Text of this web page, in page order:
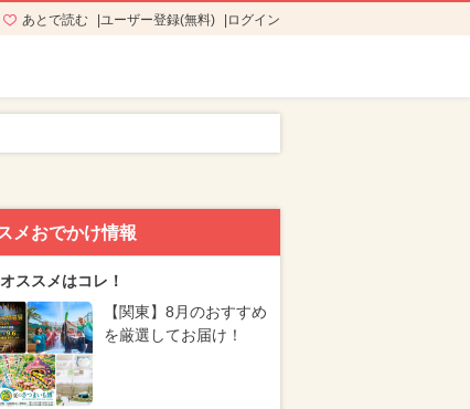
あとで読む ユーザー登録(無料) ログイン
メおでかけ情報
ススメはコレ！
【関東】8月のおすすめ
を厳選してお届け！